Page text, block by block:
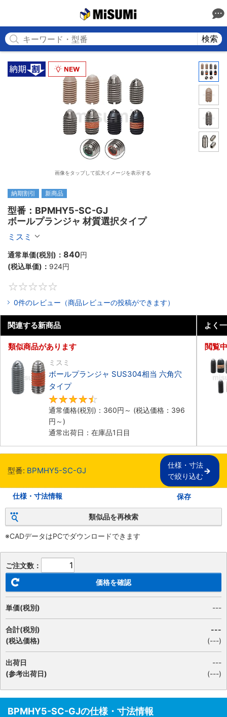
検索
画像をタップして拡大イメージを表示する
納期割引 新商品
型番：BPMHY5-SC-GJ
ボールプランジャ 材質選択タイプ
ミスミ
通常単価(税別)： 840円
(税込単価)： 924円
0件のレビュー（商品レビューの投稿ができます）
関連する新商品
類似商品があります
ミスミ
ボールプランジャ SUS304相当 六角穴
タイプ​
通常価格(税別)： 360円 ～ (税込価格： 396
円 ～)
通常出荷日：在庫品1日目
よく
閲覧
型番: BPMHY5-SC-GJ
仕様・寸法
で絞り込む
仕様・寸法情報 保存
類似品を再検索
※CADデータはPCでダウンロードできます
ご注文数：
価格を確認
単価(税別) ---
合計(税別)
(税込価格)
---
(---)
出荷日
(参考出荷日)
---
(---)
BPMHY5-SC-GJの仕様・寸法情報